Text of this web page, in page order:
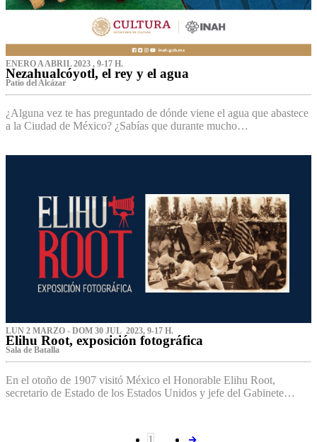
ENERO A ABRIL 2023 , 9-17 H.
Nezahualcóyotl, el rey y el agua
Patio del Alcázar
¿Alguna vez te has preguntado de dónde viene el agua que abastece
a la Ciudad de México? ¿Sabías que durante mucho…
LUN 2 MARZO - DOM 30 JUL 2023, 9-17 H.
Elihu Root, exposición fotográfica
Sala de Batalla
En el otoño de 1907 visitó México el Honorable Elihu Root,
secretario de Estado de los Estados Unidos y jefe del Gabinete…
1